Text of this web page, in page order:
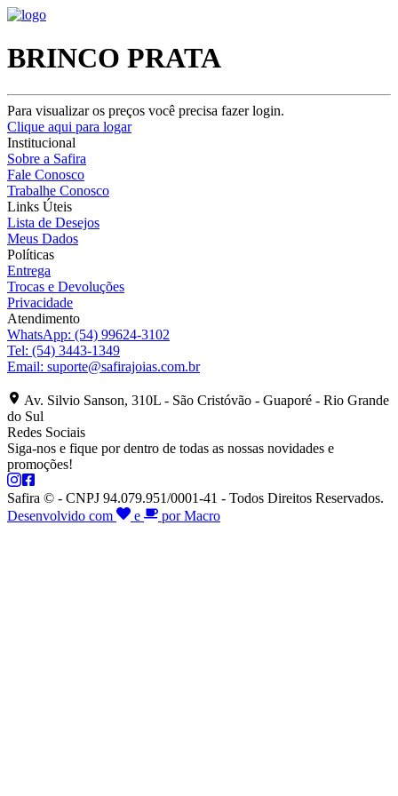
BRINCO PRATA
Para visualizar os preços você precisa fazer login.
Clique aqui para logar
Institucional
Sobre a Safira
Fale Conosco
Trabalhe Conosco
Links Úteis
Lista de Desejos
Meus Dados
Políticas
Entrega
Trocas e Devoluções
Privacidade
Atendimento
WhatsApp: (54) 99624-3102
Tel: (54) 3443-1349
Email: suporte@safirajoias.com.br
Av. Silvio Sanson, 310L - São Cristóvão - Guaporé - Rio Grande
do Sul
Redes Sociais
Siga-nos e fique por dentro de todas as nossas novidades e
promoções!
Safira © - CNPJ 94.079.951/0001-41 - Todos Direitos Reservados.
Desenvolvido com
e por Macro